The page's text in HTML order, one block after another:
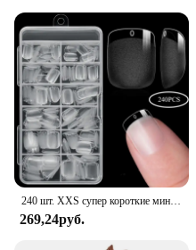
269,24руб.